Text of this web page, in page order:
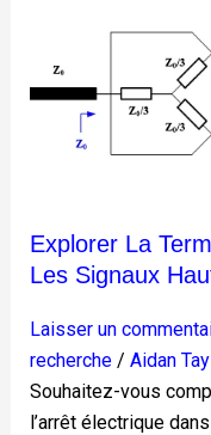
Explorer La
Les Signaux
Laisser un
recherche/ Aidan
Souhaitez-vous
l’arrêt électrique
électronique
vitesse